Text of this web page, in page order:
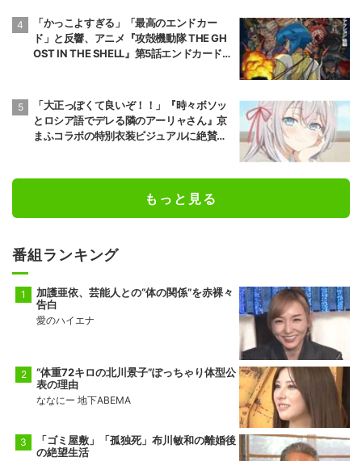
「かっこよすぎる」「最高のエンドカー
ド」と反響、アニメ『攻殻機動隊 THE GH
OST IN THE SHELL』第5話エンドカード公
「大正っぽくて良いぞ！！」『時々ボソッ
とロシア語でデレる隣のアーリャさん』京
まふコラボの特別衣装ビジュアルに絶賛の
もっと見る
番組ランキング
加護亜依、芸能人との“体の関係”を赤裸々
告白
愛のハイエナ
“体重72キロの北川景子”ぽっちゃり体型公
表の理由
ななにー 地下ABEMA
「ゴミ屋敷」「孤独死」布川敏和の離婚後
の絶望生活